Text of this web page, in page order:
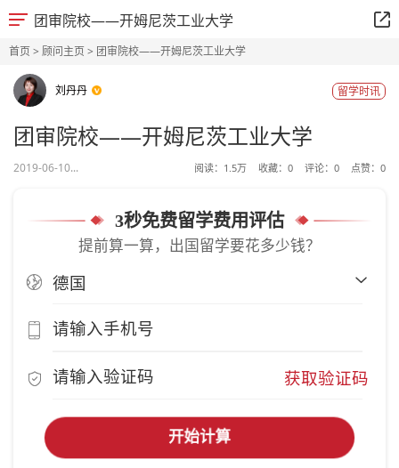
团审院校——开姆尼茨工业大学
首页> 顾问主页> 团审院校——开姆尼茨工业大学
刘丹丹 留学时讯
团审院校——开姆尼茨工业大学
2019-06-10... 阅读： 1.5万 收藏： 0 评论： 0 点赞： 0
3秒免费留学费用评估
提前算一算，出国留学要花多少钱？
获取验证码
开始计算